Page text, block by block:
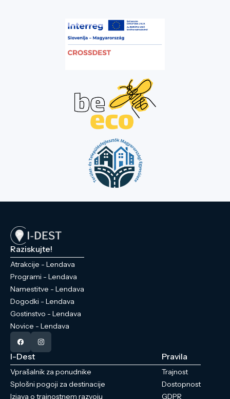
Raziskujte!
Atrakcije - Lendava
Programi - Lendava
Namestitve - Lendava
Dogodki - Lendava
Gostinstvo - Lendava
Novice - Lendava
I-Dest
Vprašalnik za ponudnike
Splošni pogoji za destinacije
Izjava o trajnostnem razvoju
Pravila
Trajnost
Dostopnost
GDPR